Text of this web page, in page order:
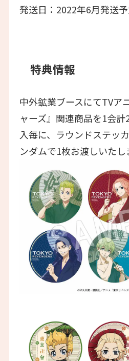
発送日：2022年6月発送
特典情報
中外鉱業ブースにてTVア
ャーズ』関連商品を1会
入毎に、ラウンドステッ
ンダムで1枚お渡しいたし